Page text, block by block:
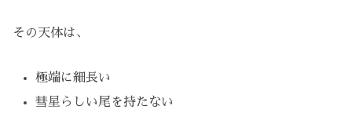
その天体は、
極端に細長い
彗星らしい尾を持たない